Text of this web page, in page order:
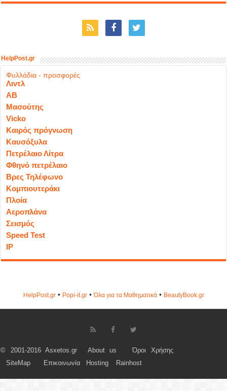
HelpPost.gr
Φυλλάδια - προσφορές
Λιντλ
ΑΒ
Μασούτης
Vicko
Καιρός πρόγνωση
Καυσόξυλα
Πετρέλαιο Λίτρα
Φθηνό πετρέλαιο
Βρες Τηλέφωνο
Κομπιουτεράκι
Πλοία
Αεροπλάνα
Σεισμός
Speed Test
IP
HelpPost.gr• Popi-it.gr•Όλα για τα Μαθηματικά• ΒeautyΒook.gr
© 2001-2016 Asxetos.gr About us
Όροι Χρήσης
SiteMap
Επικοινωνία Hosting Rainhost